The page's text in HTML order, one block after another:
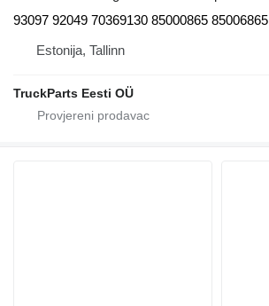
93097 92049 70369130 85000865 85006865
Estonija, Tallinn
TruckParts Eesti OÜ